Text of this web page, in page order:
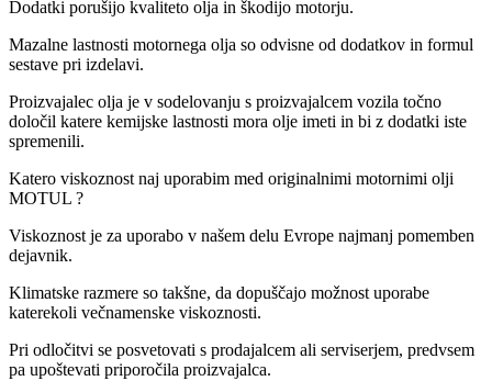
Dodatki porušijo kvaliteto olja in škodijo motorju.
Mazalne lastnosti motornega olja so odvisne od dodatkov in formul
sestave pri izdelavi.
Proizvajalec olja je v sodelovanju s proizvajalcem vozila točno
določil katere kemijske lastnosti mora olje imeti in bi z dodatki iste
spremenili.
Katero viskoznost naj uporabim med originalnimi motornimi olji
MOTUL ?
Viskoznost je za uporabo v našem delu Evrope najmanj pomemben
dejavnik.
Klimatske razmere so takšne, da dopuščajo možnost uporabe
katerekoli večnamenske viskoznosti.
Pri odločitvi se posvetovati s prodajalcem ali serviserjem, predvsem
pa upoštevati priporočila proizvajalca.